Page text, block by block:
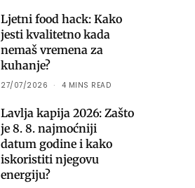
Ljetni food hack: Kako
jesti kvalitetno kada
nemaš vremena za
kuhanje?
27/07/2026 4 MINS READ
Lavlja kapija 2026: Zašto
je 8. 8. najmoćniji
datum godine i kako
iskoristiti njegovu
energiju?